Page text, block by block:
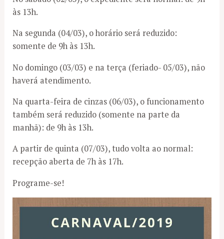
às 13h.
Na segunda (04/03), o horário será reduzido:
somente de 9h às 13h.
No domingo (03/03) e na terça (feriado- 05/03), não
haverá atendimento.
Na quarta-feira de cinzas (06/03), o funcionamento
também será reduzido (somente na parte da
manhã): de 9h às 13h.
A partir de quinta (07/03), tudo volta ao normal:
recepção aberta de 7h às 17h.
Programe-se!